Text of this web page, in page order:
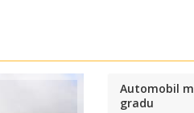
Automobil
gradu